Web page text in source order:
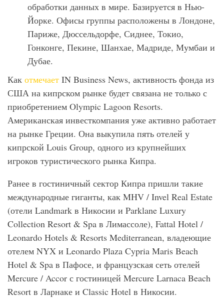
обработки данных в мире. Базируется в Нью-
Йорке. Офисы группы расположены в Лондоне,
Париже, Дюссельдорфе, Сиднее, Токио,
Гонконге, Пекине, Шанхае, Мадриде, Мумбаи и
Дубае.
Как отмечает IN Business News, активность фонда из
США на кипрском рынке будет связана не только с
приобретением Olympic Lagoon Resorts.
Американская инвесткомпания уже активно работает
на рынке Греции. Она выкупила пять отелей у
кипрской Louis Group, одного из крупнейших
игроков туристического рынка Кипра.
Ранее в гостиничный сектор Кипра пришли такие
международные гиганты, как MHV / Invel Real Estate
(отели Landmark в Никосии и Parklane Luxury
Collection Resort & Spa в Лимассоле), Fattal Hotel /
Leonardo Hotels & Resorts Mediterranean, владеющие
отелем NYX и Leonardo Plaza Cypria Maris Beach
Hotel & Spa в Пафосе, и французская сеть отелей
Mercure / Accor с гостиницей Mercure Larnaca Beach
Resort в Ларнаке и Classic Hotel в Никосии.